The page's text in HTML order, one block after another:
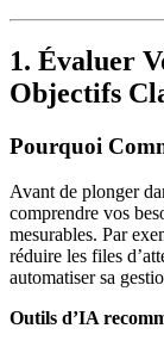
1. Évaluer
Objectifs
Pourquoi
Avant de plonger
comprendre vos
mesurables. Par
réduire les files
automatiser sa
Outils d’IA